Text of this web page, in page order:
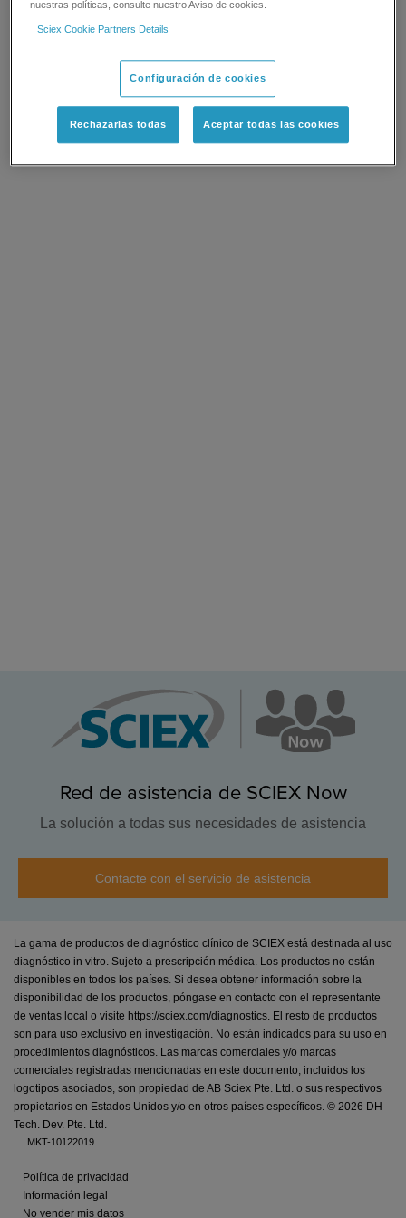
Red de asistencia de SCIEX Now
La solución a todas sus necesidades de asistencia
Contacte con el servicio de asistencia
La gama de productos de diagnóstico clínico de SCIEX está destinada al uso
diagnóstico in vitro. Sujeto a prescripción médica. Los productos no están
disponibles en todos los países. Si desea obtener información sobre la
disponibilidad de los productos, póngase en contacto con el representante
de ventas local o visite https://sciex.com/diagnostics. El resto de productos
son para uso exclusivo en investigación. No están indicados para su uso en
procedimientos diagnósticos. Las marcas comerciales y/o marcas
comerciales registradas mencionadas en este documento, incluidos los
logotipos asociados, son propiedad de AB Sciex Pte. Ltd. o sus respectivos
propietarios en Estados Unidos y/o en otros países específicos. © 2026 DH
Tech. Dev. Pte. Ltd.
MKT-10122019
Política de privacidad
Información legal
No vender mis datos
nuestras políticas, consulte nuestro Aviso de cookies.
Sciex Cookie Partners Details
Configuración de cookies
Rechazarlas todas Aceptar todas las cookies